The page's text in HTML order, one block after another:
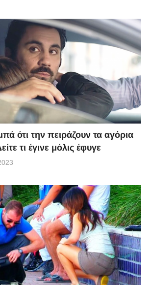
ότι την πειράζουν τα αγόρια
τι έγινε μόλις έφυγε